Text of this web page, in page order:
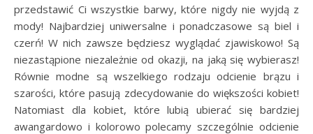
przedstawić Ci wszystkie barwy, które nigdy nie wyjdą z
mody! Najbardziej uniwersalne i ponadczasowe są biel i
czerń! W nich zawsze będziesz wyglądać zjawiskowo! Są
niezastąpione niezależnie od okazji, na jaką się wybierasz!
Równie modne są wszelkiego rodzaju odcienie brązu i
szarości, które pasują zdecydowanie do większości kobiet!
Natomiast dla kobiet, które lubią ubierać się bardziej
awangardowo i kolorowo polecamy szczególnie odcienie